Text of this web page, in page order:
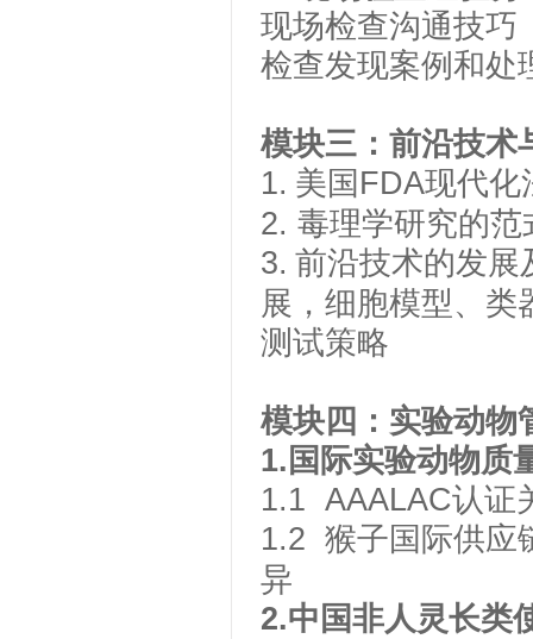
现场检查沟通技巧
检查发现案例和处
模块三 ：前沿技术
1. 美国 FDA现代化
2. 毒理学研究的
3. 前沿技术的发展
展，细胞模型、类
测试策略
模块 四 ：实验动
1. 国际实验动物质
1.1 AAALAC认证
1.2 猴子国际供应
异
2.中国非人灵长类